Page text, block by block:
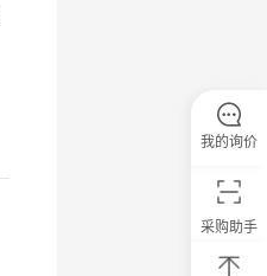
采购助手
我的询价